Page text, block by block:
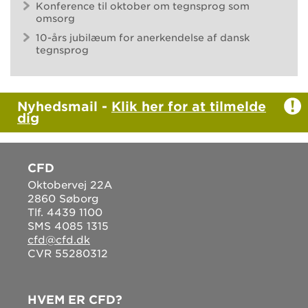
Konference til oktober om tegnsprog som
omsorg
10-års jubilæum for anerkendelse af dansk
tegnsprog
Nyhedsmail - Klik her for at tilmelde
dig
CFD
Oktobervej 22A
2860 Søborg
Tlf. 4439 1100
SMS 4085 1315
cfd@cfd.dk
CVR 55280312
HVEM ER CFD?